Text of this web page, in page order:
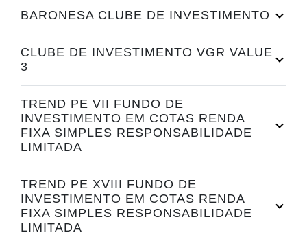
BARONESA CLUBE DE INVESTIMENTO
CLUBE DE INVESTIMENTO VGR VALUE
3
TREND PE VII FUNDO DE
INVESTIMENTO EM COTAS RENDA
FIXA SIMPLES RESPONSABILIDADE
LIMITADA
TREND PE XVIII FUNDO DE
INVESTIMENTO EM COTAS RENDA
FIXA SIMPLES RESPONSABILIDADE
LIMITADA